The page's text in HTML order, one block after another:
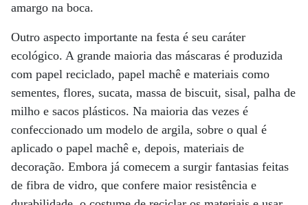
amargo na boca.
Outro aspecto importante na festa é seu caráter
ecológico. A grande maioria das máscaras é produzida
com papel reciclado, papel machê e materiais como
sementes, flores, sucata, massa de biscuit, sisal, palha de
milho e sacos plásticos. Na maioria das vezes é
confeccionado um modelo de argila, sobre o qual é
aplicado o papel machê e, depois, materiais de
decoração. Embora já comecem a surgir fantasias feitas
de fibra de vidro, que confere maior resistência e